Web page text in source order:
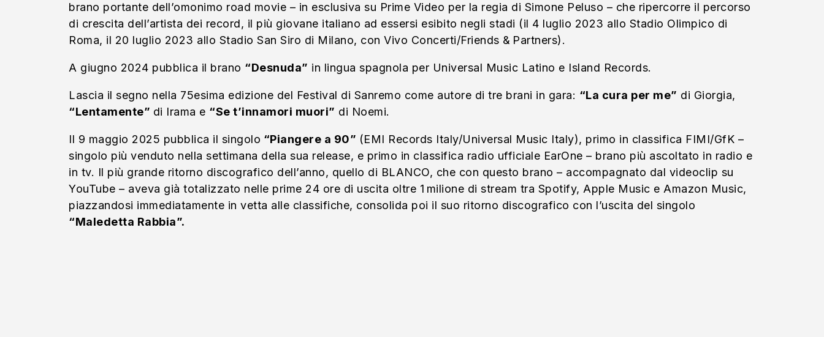
brano portante dell’omonimo road movie – in esclusiva su Prime Video per la regia di Simone Peluso – che ripercorre il percorso
di crescita dell’artista dei record, il più giovane italiano ad essersi esibito negli stadi (il 4 luglio 2023 allo Stadio Olimpico di
Roma, il 20 luglio 2023 allo Stadio San Siro di Milano, con Vivo Concerti/Friends & Partners).
A giugno 2024 pubblica il brano “Desnuda” in lingua spagnola per Universal Music Latino e Island Records.
Lascia il segno nella 75esima edizione del Festival di Sanremo come autore di tre brani in gara: “La cura per me” di Giorgia,
“Lentamente” di Irama e “Se t’innamori muori” di Noemi.
Il 9 maggio 2025 pubblica il singolo “Piangere a 90” (EMI Records Italy/Universal Music Italy), primo in classifica FIMI/GfK –
singolo più venduto nella settimana della sua release, e primo in classifica radio ufficiale EarOne – brano più ascoltato in radio e
in tv. Il più grande ritorno discografico dell’anno, quello di BLANCO, che con questo brano – accompagnato dal videoclip su
YouTube – aveva già totalizzato nelle prime 24 ore di uscita oltre 1 milione di stream tra Spotify, Apple Music e Amazon Music,
piazzandosi immediatamente in vetta alle classifiche, consolida poi il suo ritorno discografico con l’uscita del singolo
“Maledetta Rabbia”.